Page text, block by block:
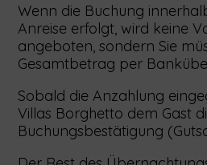
Wenn die Buchung
Anreise erfolgt, wird keine
angeboten, sondern Sie
Gesamtbetrag per
Sobald die Anzahlung
Villas Borghetto dem Gast
Buchungsbestätigung